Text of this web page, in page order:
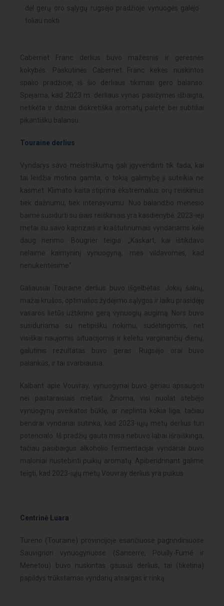
dėl gerų oro sąlygų rugsėjo pradžioje vynuogės galėjo
toliau nokti.
Cabernet Franc derlius buvo mažesnis ir geresnės
kokybės. Paskutinės Cabernet Franc kekės nuskintos
spalio pradžioje, iš šio derliaus tikimasi gero balanso.
Spėjama, kad 2023 m. derliaus vynas pasižymės išbaigta,
netikėta ir dažnai diskretiška aromatų palete bei subtiliai
pikantišku balansu.
Touraine derlius
Vyndarys savo meistriškumą gali įgyvendinti tik tada, kai
tai leidžia motina gamta, o tokią galimybę ji suteikia ne
kasmet. Klimato kaita stiprina ekstremalius orų reiškinius
tiek dažnumu, tiek intensyvumu. Nuo balandžio mėnesio
baimė susidurti su šiais reiškiniais yra kasdienybė. 2023-ieji
metai su savo kaprizais ir kraštutinumais vyndariams kėlė
daug nerimo. Bougrier teigia: „Kaskart, kai ištikdavo
nelaimė kaimyninį vynuogyną, mes vildavomės, kad
nenukentėsime“.
Galiausiai Touraine derlius buvo išgelbėtas. Jokių šalnų,
mažai krušos, optimalios žydėjimo sąlygos ir laiku prasidėję
vasaros lietūs užtikrino gerą vynuogių augimą. Nors buvo
susiduriama su netipišku nokimu, sudėtingomis, net
visiškai naujomis situacijomis ir keletu varginančių dienų,
galutinis rezultatas buvo geras. Rugsėjo orai buvo
palankūs, ir tai svarbiausia.
Kalbant apie Vouvray, vynuogynai buvo geriau apsaugoti
nei pastaraisiais metais. Žinoma, visi nuolat stebėjo
vynuogynų sveikatos būklę, ar neplinta kokia liga, tačiau
bendrai vyndariai sutinka, kad 2023-iųjų metų derlius turi
potencialo. Iš pradžių gauta misa nebuvo labai išraiškinga,
tačiau pasibaigus alkoholio fermentacijai vyndariai buvo
maloniai nustebinti puikių aromatų. Apibendrinant galime
teigti, kad 2023-iųjų metų Vouvray derlius yra puikus.
Centrinė Luara
Tureno (Touraine) provincijoje esančiuose pagrindiniuose
Sauvignon vynuogynuose (Sancerre, Pouilly-Fumé ir
Menetou) buvo nuskintas gausus derlius, tai (tikėtina)
papildys trūkstamas vyndarių atsargas ir rinką.